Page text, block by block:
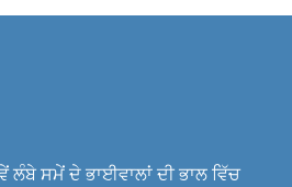
ਲੰਬੇ ਸਮੇਂ ਦੇ ਭਾਈਵਾਲਾਂ ਦੀ ਭਾਲ ਵਿੱਚ